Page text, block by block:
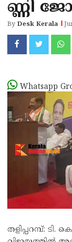
ണ്ണി
ByDesk Kerala
Whatsapp
തളിപ്പറമ്പ്: ടി.